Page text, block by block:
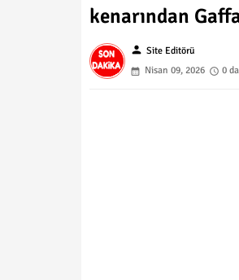
kenarından
person Site Editörü
Nisan 09, 2026
0